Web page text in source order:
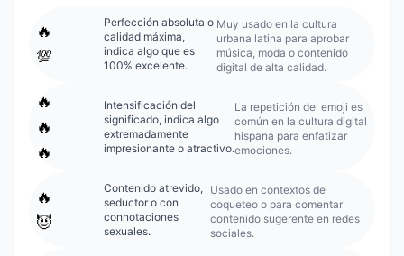
🔥
💯
Perfección absoluta o
calidad máxima,
indica algo que es
100% excelente.
Muy usado en la cultura
urbana latina para aprobar
música, moda o contenido
digital de alta calidad.
🔥
🔥
🔥
Intensificación del
significado, indica algo
extremadamente
impresionante o atractivo.
La repetición del emoji es
común en la cultura digital
hispana para enfatizar
emociones.
🔥
😈
Contenido atrevido,
seductor o con
connotaciones
sexuales.
Usado en contextos de
coqueteo o para comentar
contenido sugerente en redes
sociales.